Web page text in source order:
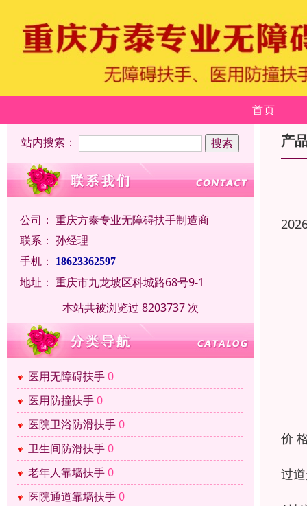
首页
站内搜索：
公司： 重庆方泰专业无障碍扶手制造商
联系： 孙经理
手机：
18623362597
地址： 重庆市九龙坡区科城路68号9-1
本站共被浏览过 8203737 次
医用无障碍扶手0
医用防撞扶手0
医院卫浴防滑扶手0
卫生间防滑扶手0
老年人靠墙扶手0
医院通道靠墙扶手0
产
价
过